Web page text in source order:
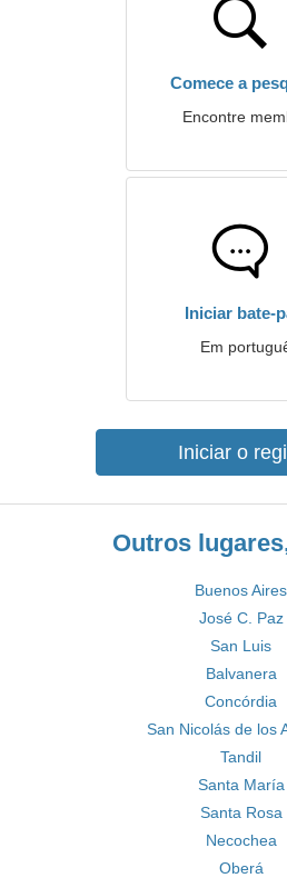
Comece a
Encontre
Iniciar bate-
Em
Iniciar o
Outros
Buenos Aires
José C. Paz
San Luis
Balvanera
Concórdia
San Nicolás de los
Tandil
Santa María
Santa Rosa
Necochea
Oberá